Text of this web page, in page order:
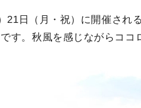
日（月・祝）に開催され
す。秋風を感じながらココ